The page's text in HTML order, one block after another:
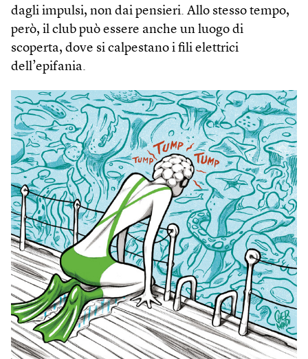
dagli impulsi, non dai pensieri. Allo stesso tempo,
però, il club può essere anche un luogo di
scoperta, dove si calpestano i fili elettrici
dell’epifania.